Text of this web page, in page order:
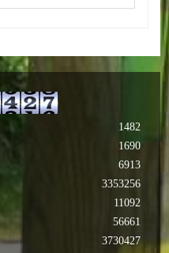
1482
1690
6913
3353256
11092
56661
3730427